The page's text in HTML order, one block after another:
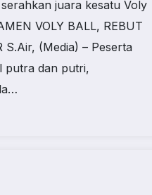
juara kesatu Voly
VOLY BALL, REBUT
(Media) – Peserta
putra dan putri,